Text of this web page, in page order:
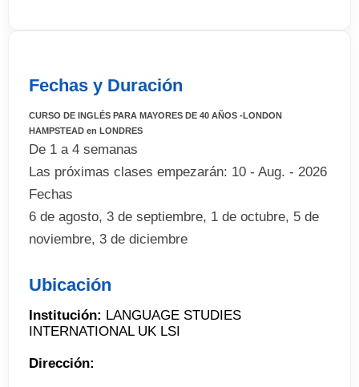
Fechas y Duración
CURSO DE INGLÉS PARA MAYORES DE 40 AÑOS -LONDON
HAMPSTEAD en LONDRES
De 1 a 4 semanas
Las próximas clases empezarán: 10 - Aug. - 2026
Fechas
6 de agosto, 3 de septiembre, 1 de octubre, 5 de
noviembre, 3 de diciembre
Ubicación
Institución: LANGUAGE STUDIES
INTERNATIONAL UK LSI
Dirección: